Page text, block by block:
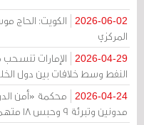
2026-06-02
الكويت: الحاج
المركزي
2026-04-29
الإمارات
النفط وسط خلافات بين دول
2026-04-24
مدونين وتبرئة 9 وحبس 18 متهماً بالتعاطف مع إيران